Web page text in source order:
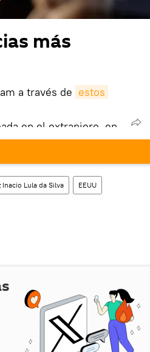
más
a través de estos
en el extranjero, en
en tu dispositivo
rusa VK .
Inacio Lula da Silva EEUU